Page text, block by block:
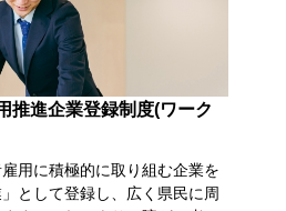
推進企業登録制度(ワーク
用に積極的に取り組む企業を
」として登録し、広く県民に周